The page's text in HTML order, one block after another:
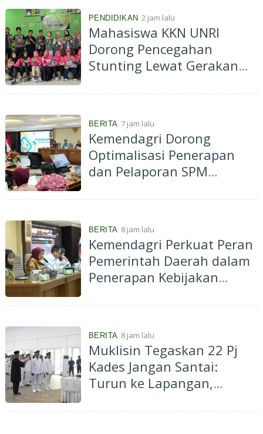
PENDIDIKAN 2 jam lalu
Mahasiswa KKN UNRI
Dorong Pencegahan
Stunting Lewat Gerakan
Kelawat
BERITA 7 jam lalu
Kemendagri Dorong
Optimalisasi Penerapan
dan Pelaporan SPM
Selatan Tahun 2026
BERITA 8 jam lalu
Kemendagri Perkuat Peran
Pemerintah Daerah dalam
Penerapan Kebijakan
Transmigrasi
BERITA 8 jam lalu
Muklisin Tegaskan 22 Pj
Kades Jangan Santai:
Turun ke Lapangan,
Masyarakat